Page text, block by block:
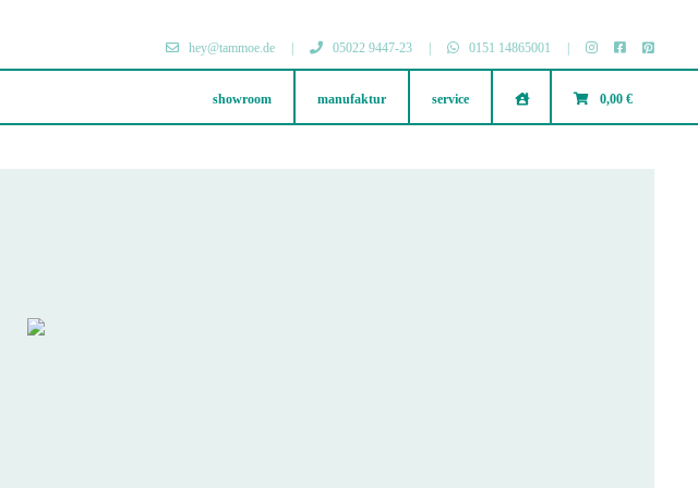
hey@tammoe.de 05022 9447-23 0151 14865001
showroom manufaktur service 0,00 €